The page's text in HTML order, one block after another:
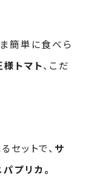
簡単に食べら
トマト、こだ
セットで、 サ
プリカ。